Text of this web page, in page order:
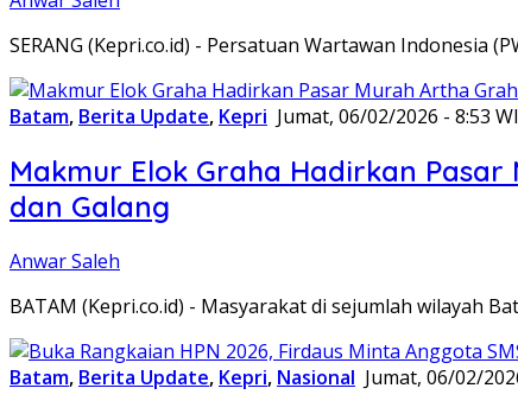
SERANG (Kepri.co.id) - Persatuan Wartawan
Batam, Berita Update, Kepri Jumat, 06/02/2026 - 8:53
Makmur Elok Graha Hadirkan
dan Galang
Anwar Saleh
BATAM (Kepri.co.id) - Masyarakat di sejumlah wilayah
Batam, Berita Update, Kepri, Nasional Jumat, 06/02/